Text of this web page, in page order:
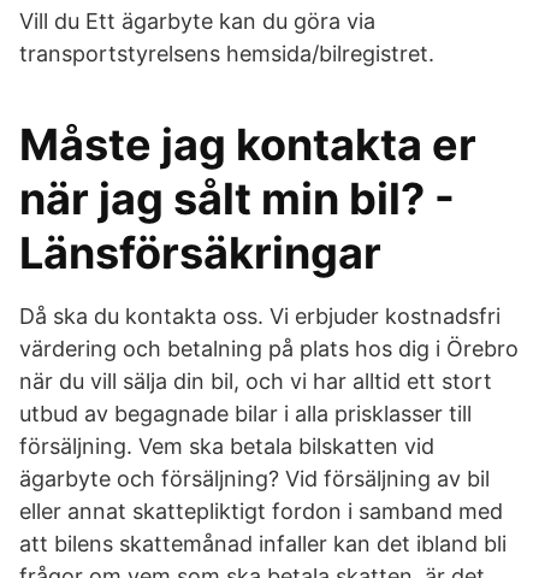
Vill du Ett ägarbyte kan du göra via
transportstyrelsens hemsida/bilregistret.
Måste jag kontakta er
när jag sålt min bil? -
Länsförsäkringar
Då ska du kontakta oss. Vi erbjuder kostnadsfri
värdering och betalning på plats hos dig i Örebro
när du vill sälja din bil, och vi har alltid ett stort
utbud av begagnade bilar i alla prisklasser till
försäljning. Vem ska betala bilskatten vid
ägarbyte och försäljning? Vid försäljning av bil
eller annat skattepliktigt fordon i samband med
att bilens skattemånad infaller kan det ibland bli